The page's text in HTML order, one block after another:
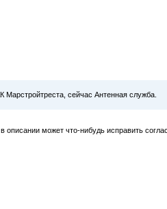
сейчас Антенная служба.
описании может что-нибудь исправить